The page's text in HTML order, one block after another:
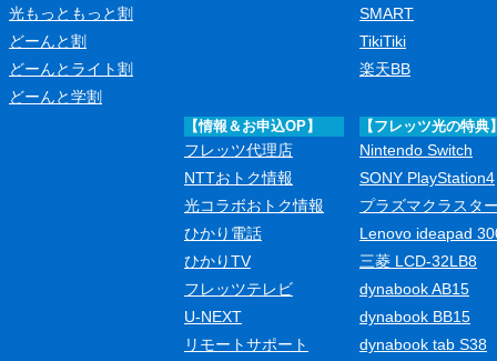
光もっともっと割
どーんと割
どーんとライト割
どーんと学割
SMART
TikiTiki
楽天BB
【情報＆お申込OP】
フレッツ代理店
NTTおトク情報
光コラボおトク情報
ひかり電話
ひかりTV
フレッツテレビ
U-NEXT
リモートサポート
【フレッツ光の特典
Nintendo Switch
SONY PlayStation4
プラズマクラスタ
Lenovo ideapad
三菱 LCD-32LB8
dynabook AB15
dynabook BB15
dynabook tab S38